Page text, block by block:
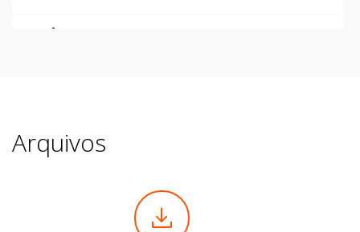
DISTÂNCIA CURTA INDIVIDUAL
Arquivos